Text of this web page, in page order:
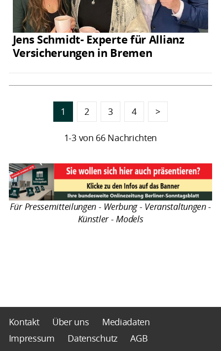
Jens Schmidt- Experte für Allianz
Versicherungen in Bremen
1 2 3 4 >
1-3 von 66 Nachrichten
Für Pressemitteilungen - Werbung - Veranstaltungen -
Künstler - Models
Kontakt Über uns
Mediadaten
Impressum
Datenschutz
AGB